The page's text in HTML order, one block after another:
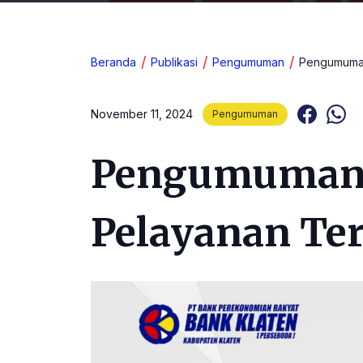
Beranda Publikasi Pengumuman
November 11, 2024 Pengumuman
Pelayanan